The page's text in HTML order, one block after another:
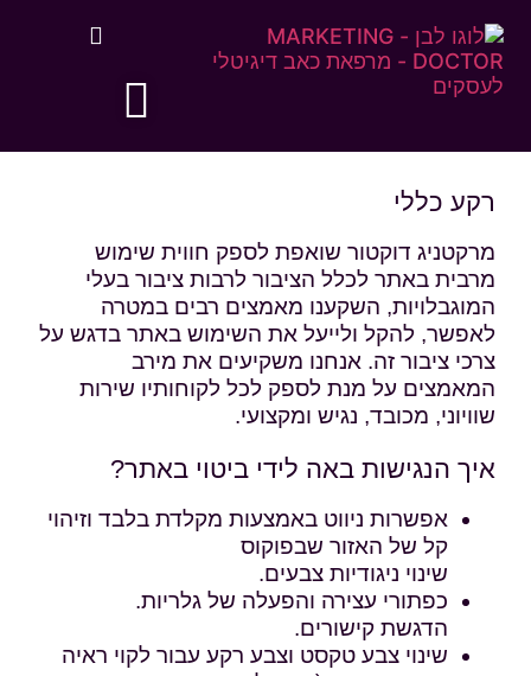
רקע כללי
מרקטניג דוקטור שואפת לספק חווית שימוש
מרבית באתר לכלל הציבור לרבות ציבור בעלי
המוגבלויות, השקענו מאמצים רבים במטרה
לאפשר, להקל ולייעל את השימוש באתר בדגש על
צרכי ציבור זה. אנחנו משקיעים את מירב
המאמצים על מנת לספק לכל לקוחותיו שירות
שוויוני, מכובד, נגיש ומקצועי.
איך הנגישות באה לידי ביטוי באתר?
אפשרות ניווט באמצעות מקלדת בלבד וזיהוי
קל של האזור שבפוקוס
שינוי ניגודיות צבעים.
כפתורי עצירה והפעלה של גלריות.
הדגשת קישורים.
שינוי צבע טקסט וצבע רקע עבור לקוי ראיה